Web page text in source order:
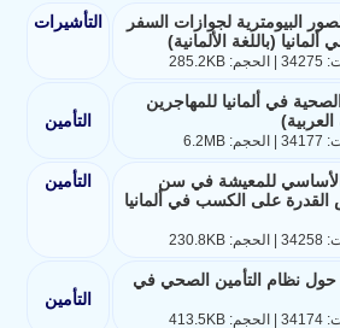
البيومترية لجوازات السفر
(باللغة الألمانية)
التأشيرات
في ألمانيا للمهاجرين
التأمين
للمعيشة في سن
القدرة على الكسب في ألمانيا
التأمين
حول نظام التأمين الصحي في
التأمين